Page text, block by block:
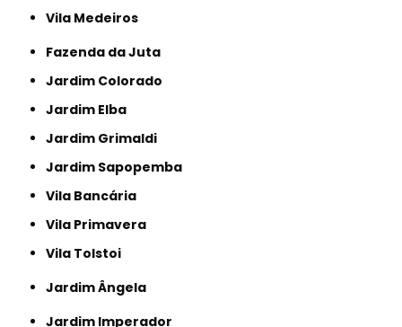
Vila Medeiros
Fazenda da Juta
Jardim Colorado
Jardim Elba
Jardim Grimaldi
Jardim Sapopemba
Vila Bancária
Vila Primavera
Vila Tolstoi
Jardim Ângela
Jardim Imperador